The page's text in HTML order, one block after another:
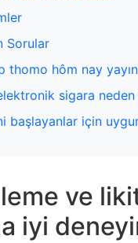
Sorular
hôm nay
sigara
başlayanlar için
ve
iyi